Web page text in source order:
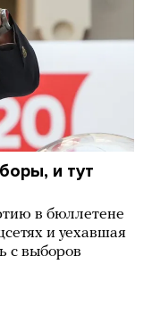
и тут
в бюллетене
и уехавшая
с выборов